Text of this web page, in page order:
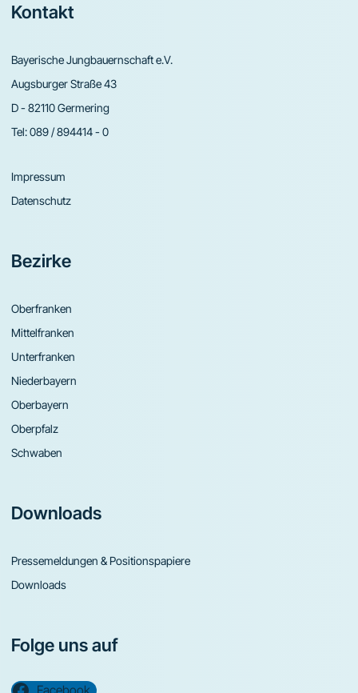
Footer
Kontakt
Bayerische Jungbauernschaft e.V.
Augsburger Straße 43
D - 82110 Germering
Tel:089 / 894414 - 0
Impressum
Datenschutz
Bezirke
Oberfranken
Mittelfranken
Unterfranken
Niederbayern
Oberbayern
Oberpfalz
Schwaben
Downloads
Pressemeldungen & Positionspapiere
Downloads
Folge uns auf